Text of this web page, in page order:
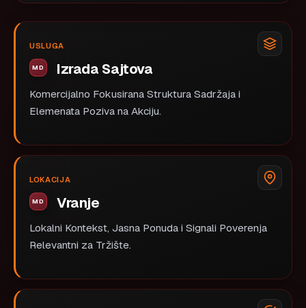
USLUGA
Izrada Sajtova
Komercijalno Fokusirana Struktura Sadržaja i
Elemenata Poziva na Akciju.
LOKACIJA
Vranje
Lokalni Kontekst, Jasna Ponuda i Signali Poverenja
Relevantni za Tržište.